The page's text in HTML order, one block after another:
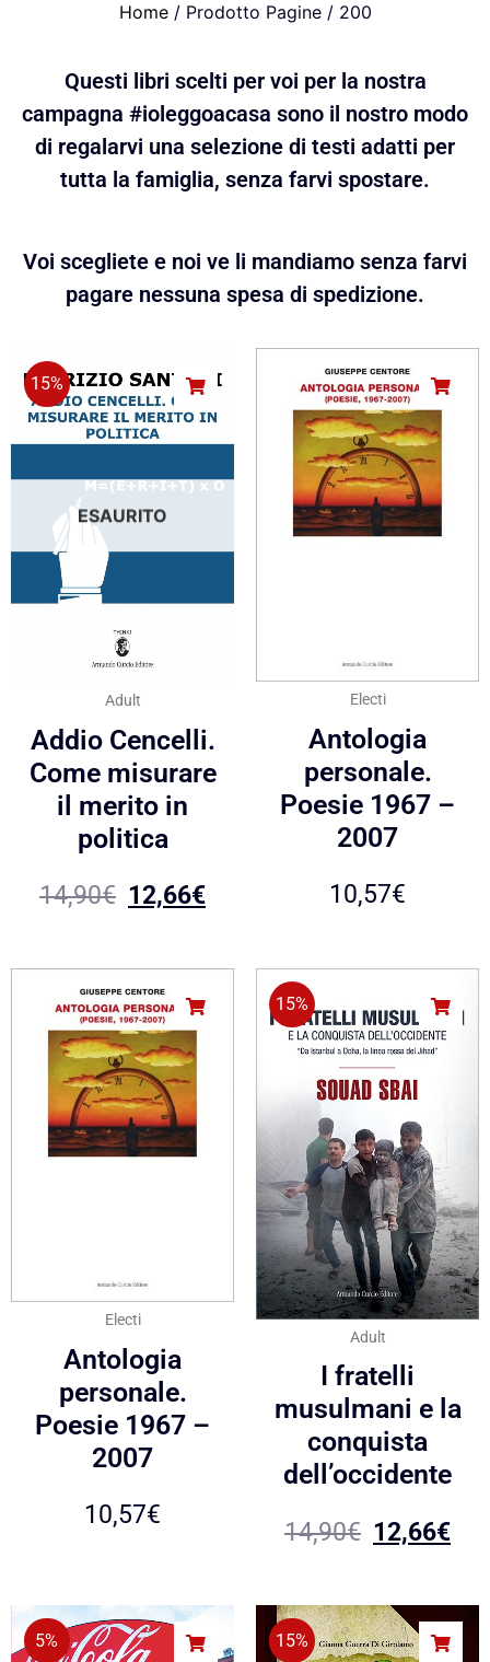
Home/ Prodotto Pagine / 200
Questi libri scelti per voi per la nostra
campagna #ioleggoacasa sono il nostro modo
di regalarvi una selezione di testi adatti per
tutta la famiglia, senza farvi spostare.
Voi scegliete e noi ve li mandiamo senza farvi
pagare nessuna spesa di spedizione.
15%
ESAURITO
Adult
Addio Cencelli.
Come misurare
il merito in
politica
14,90€ 12,66€
Electi
Antologia
personale.
Poesie 1967 –
2007
10,57€
Electi
Antologia
personale.
Poesie 1967 –
2007
10,57€
15%
Adult
I fratelli
musulmani e la
conquista
dell’occidente
14,90€ 12,66€
5% 15%